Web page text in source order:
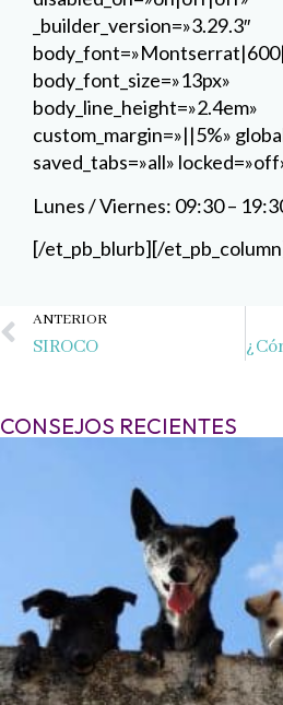
_builder_version=»3.29.3″
body_font_size=»13px»
body_line_height=»2.4em»
custom_margin=»||5%»
saved_tabs=»all»
Lunes / Viernes: 09:30 –
[/et_pb_blurb][/
Ant
ANTERIOR
SIROCO
CONSEJOS RECIENTES